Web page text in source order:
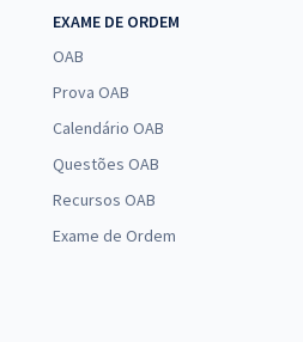
EXAME DE ORDEM
OAB
Prova OAB
Calendário OAB
Questões OAB
Recursos OAB
Exame de Ordem